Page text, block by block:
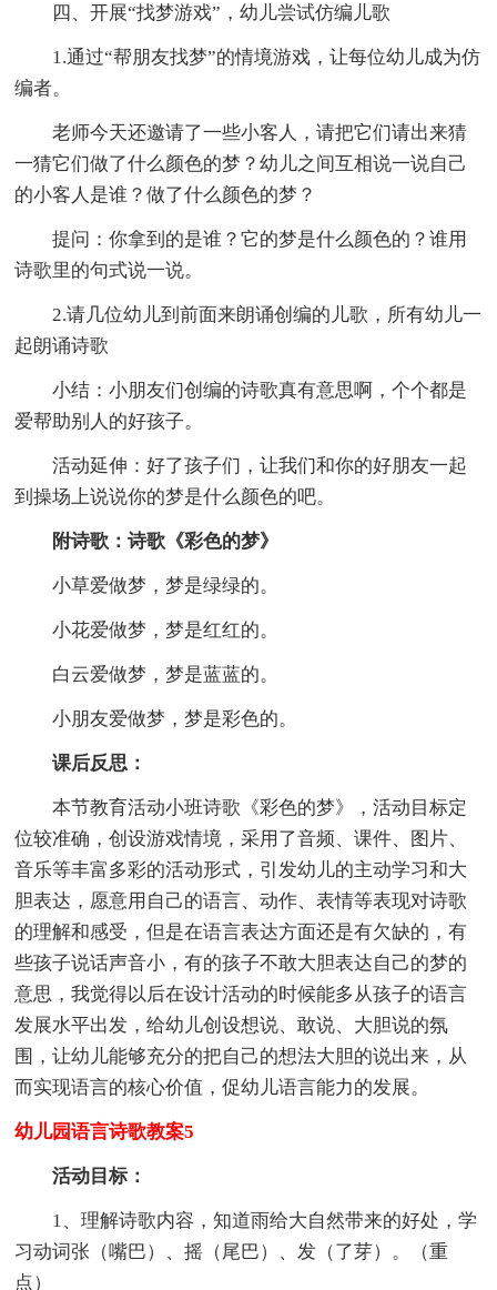
四、开展“找梦游戏”，幼儿尝试仿编儿歌
1.通过“帮朋友找梦”的情境游戏，让每位幼儿成为仿
编者。
老师今天还邀请了一些小客人，请把它们请出来猜
一猜它们做了什么颜色的梦？幼儿之间互相说一说自己
的小客人是谁？做了什么颜色的梦？
提问：你拿到的是谁？它的梦是什么颜色的？谁用
诗歌里的句式说一说。
2.请几位幼儿到前面来朗诵创编的儿歌，所有幼儿一
起朗诵诗歌
小结：小朋友们创编的诗歌真有意思啊，个个都是
爱帮助别人的好孩子。
活动延伸：好了孩子们，让我们和你的好朋友一起
到操场上说说你的梦是什么颜色的吧。
附诗歌：诗歌《彩色的梦》
小草爱做梦，梦是绿绿的。
小花爱做梦，梦是红红的。
白云爱做梦，梦是蓝蓝的。
小朋友爱做梦，梦是彩色的。
课后反思：
本节教育活动小班诗歌《彩色的梦》，活动目标定
位较准确，创设游戏情境，采用了音频、课件、图片、
音乐等丰富多彩的活动形式，引发幼儿的主动学习和大
胆表达，愿意用自己的语言、动作、表情等表现对诗歌
的理解和感受，但是在语言表达方面还是有欠缺的，有
些孩子说话声音小，有的孩子不敢大胆表达自己的梦的
意思，我觉得以后在设计活动的时候能多从孩子的语言
发展水平出发，给幼儿创设想说、敢说、大胆说的氛
围，让幼儿能够充分的把自己的想法大胆的说出来，从
而实现语言的核心价值，促幼儿语言能力的发展。
幼儿园语言诗歌教案5
活动目标：
1、理解诗歌内容，知道雨给大自然带来的好处，学
习动词张（嘴巴）、摇（尾巴）、发（了芽）。（重
点）